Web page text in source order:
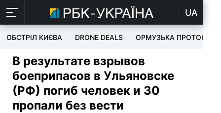
UA
ОБСТРІЛ КИЄВА DRONE DEALS ОРМУЗЬКА ПРОТОКА
В результате взрывов
боеприпасов в Ульяновске
(РФ) погиб человек и 30
пропали без вести